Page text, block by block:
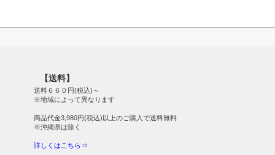
【送料】
送料６６０円(税込)～
※地域によって異なります
商品代金3,980円(税込)以上のご購入で送料無料
※沖縄県は除く
詳しくはこちら⇒